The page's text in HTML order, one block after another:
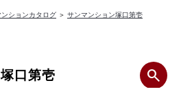
ションカタログ ＞ サンマンション塚口第壱
口第壱